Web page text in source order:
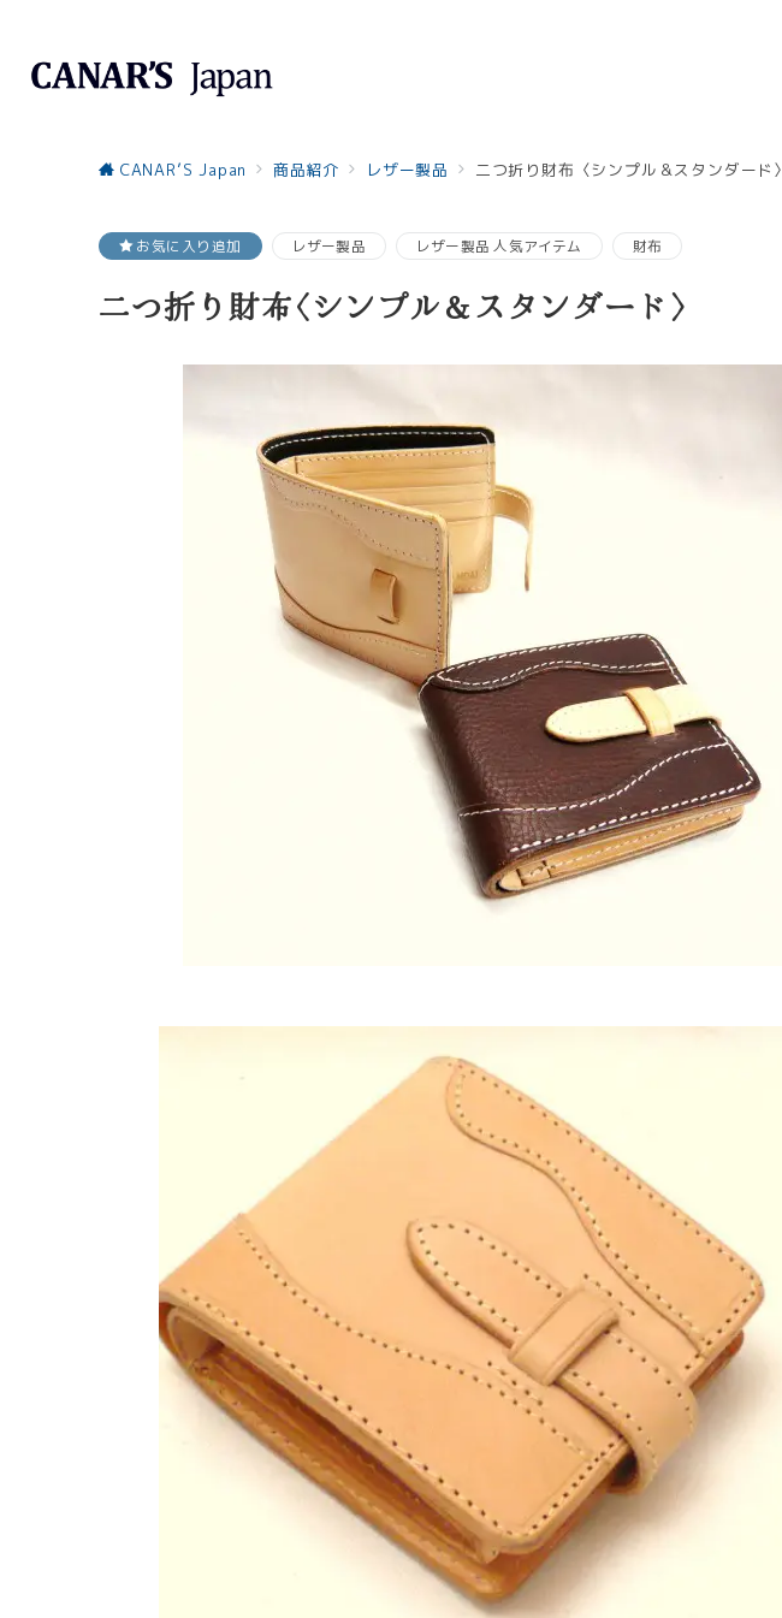
CANAR’S Japan 商品紹介 レザー製品 二つ折り財布〈シンプル＆スタンダード〉
お気に入り追加 レザー製品 レザー製品 人気アイテム 財布
二つ折り財布〈シンプル＆スタンダード〉